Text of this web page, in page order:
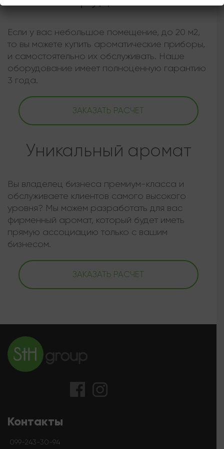
Если у вас небольшое помещение, до 20 м2,
то вы можете купить ароматические приборы,
и самостоятельно их обслуживать. Наше
оборудование имеет полноценную гарантию
3 года.
ЗАКАЗАТЬ РАСЧЕТ
Уникальный аромат
Вы владелец бизнеса премиум-класса и
обслуживаете клиентов самого высокого
уровня? Мы можем разработать для вас
фирменный аромат, который будет иметь
прямую ассоциацию только с вашим
бизнесом.
ЗАКАЗАТЬ РАСЧЕТ
Контакты
099-243-30-94